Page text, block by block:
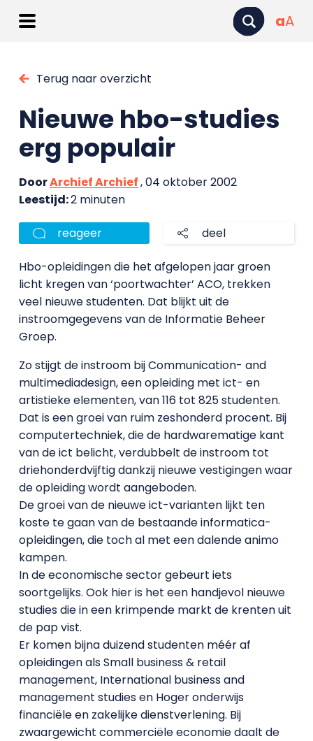
aA
Terug naar overzicht
Nieuwe hbo-studies
erg populair
DoorArchief Archief, 04 oktober 2002
Leestijd:2 minuten
reageer deel
Hbo-opleidingen die het afgelopen jaar groen
licht kregen van ‘poortwachter’ ACO, trekken
veel nieuwe studenten. Dat blijkt uit de
instroomgegevens van de Informatie Beheer
Groep.
Zo stijgt de instroom bij Communication- and
multimediadesign, een opleiding met ict- en
artistieke elementen, van 116 tot 825 studenten.
Dat is een groei van ruim zeshonderd procent. Bij
computertechniek, die de hardwarematige kant
van de ict belicht, verdubbelt de instroom tot
driehonderdvijftig dankzij nieuwe vestigingen waar
de opleiding wordt aangeboden.
De groei van de nieuwe ict-varianten lijkt ten
koste te gaan van de bestaande informatica-
opleidingen, die toch al met een dalende animo
kampen.
In de economische sector gebeurt iets
soortgelijks. Ook hier is het een handjevol nieuwe
studies die in een krimpende markt de krenten uit
de pap vist.
Er komen bijna duizend studenten méér af
opleidingen als Small business & retail
management, International business and
management studies en Hoger onderwijs
financiële en zakelijke dienstverlening. Bij
zwaargewicht commerciële economie daalt de